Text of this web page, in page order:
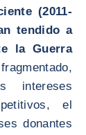
(2011-
tendido a
la Guerra
intereses
el
donantes